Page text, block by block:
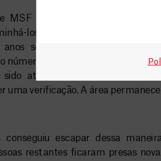
MSF continua a receber um
los para Aveba e Gety.
sofrem de desnutrição
número de pessoas que ficaram
atingidos por tiros vindos
uma verificação. A área
escapar dessa
restantes ficaram presas